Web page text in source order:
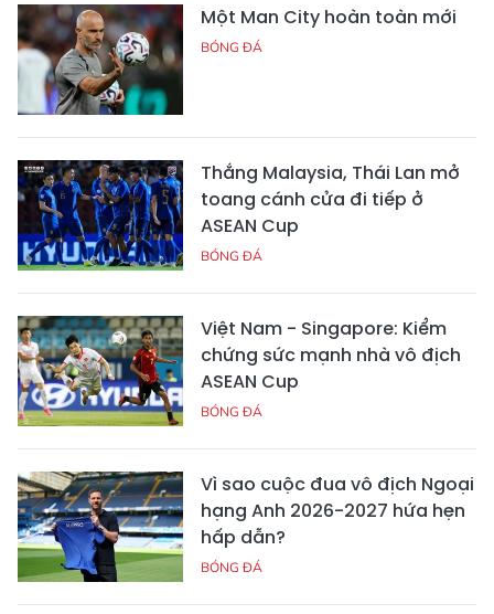
Một Man City hoàn toàn mới
BÓNG ĐÁ
Thắng Malaysia, Thái Lan mở
toang cánh cửa đi tiếp ở
ASEAN Cup
BÓNG ĐÁ
Việt Nam - Singapore: Kiểm
chứng sức mạnh nhà vô địch
ASEAN Cup
BÓNG ĐÁ
Vì sao cuộc đua vô địch Ngoại
hạng Anh 2026-2027 hứa hẹn
hấp dẫn?
BÓNG ĐÁ